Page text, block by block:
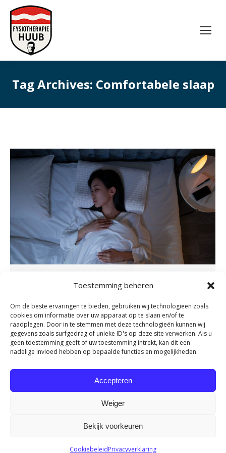
Toestemming beheren
Om de beste ervaringen te bieden, gebruiken wij technologieën zoals
cookies om informatie over uw apparaat op te slaan en/of te
raadplegen. Door in te stemmen met deze technologieën kunnen wij
gegevens zoals surfgedrag of unieke ID's op deze site verwerken. Als u
geen toestemming geeft of uw toestemming intrekt, kan dit een
nadelige invloed hebben op bepaalde functies en mogelijkheden.
Accepteren
Weiger
Bekijk voorkeuren
CookiebeleidPrivacyverklaring
Tag Archives: Comfortabele slaap
De beste slaaphouding voor je rug
Nieuws Byadmin november 16, 2023
Nu veel mensen zo veel mogelijk vanuit huis
werken, wordt er veel aandacht besteed aan de
juiste werkhouding. Maar sta jij er wel eens bij
stil dat je gemiddeld ongeveer net zo lang
achter je bureau zit als dat je in je bed ligt? Tijd
om eens stil te staan bij je slaaphouding. Want